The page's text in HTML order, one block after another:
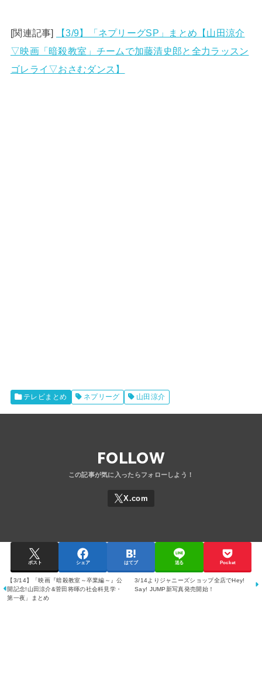
[関連記事]
【3/9】「ネプリーグSP」まとめ【山田涼介
▽映画「暗殺教室」チームで加藤清史郎と全力ラッスン
ゴレライ▽おさむダンス】
テレビまとめ ネプリーグ 山田涼介
FOLLOW
ポスト シェア はてブ 送る Pocket
【3/14】「映画『暗殺教室～卒業編～』公
開記念!山田涼介&菅田将暉の社会科見学・
第一夜」まとめ
3/14よりジャニーズショップ全店でHey!
Say! JUMP新写真発売開始！